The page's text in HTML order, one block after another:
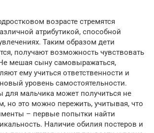
возрасте стремятся
атрибутикой, способной
Таким образом дети
получают возможность чувствовать
мешая сыну самовыражаться,
ему учиться ответственности и
уровень самостоятельности.
для мальчика может получиться не
это можно пережить, учитывая, что
– первые попытки найти
Наличие обилия постеров и